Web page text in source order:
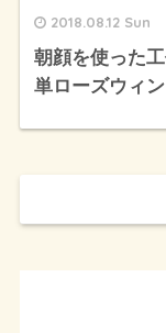
2018.08.12 Sun
朝顔を使った
単ローズウィ